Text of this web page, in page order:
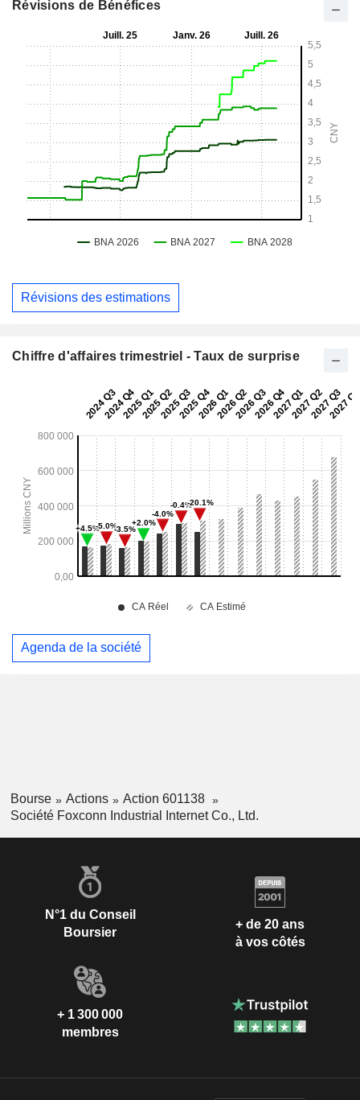
Révisions de Bénéfices
Révisions des estimations
Chiffre d'affaires trimestriel - Taux de surprise
Agenda de la société
Bourse Actions
Action 601138
Société Foxconn Industrial Internet Co., Ltd.
N°1 du Conseil
Boursier
+ de 20 ans
à vos côtés
+ 1 300 000
membres